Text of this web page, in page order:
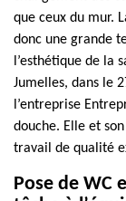
que ceux du mur.
donc une grande
l’esthétique de la
Jumelles, dans le
l’entreprise
douche. Elle et
travail de qualité
Pose de WC